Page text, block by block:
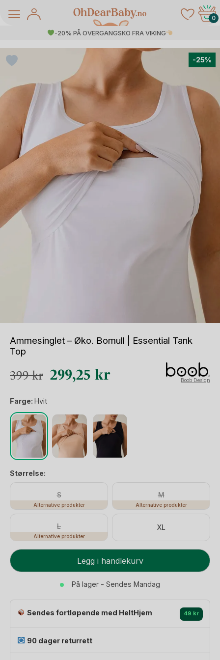
0
-20% PÅ OVERGANGSKO FRA VIKING
-25%
Ammesinglet – Øko. Bomull | Essential Tank
Top
399kr Opprinnelig
399 kr.
299,25 krNåværende
299,25 kr.
Boob Design
Farge: Hvit
Størrelse:
S
Alternative produkter
M
Alternative produkter
L
Alternative produkter
XL
Ammesinglet
-
|
Essential
Tank
Top
Legg i handlekurv
På lager - Sendes Mandag
Sendes fortløpende med HeltHjem 49 kr
90 dager returrett